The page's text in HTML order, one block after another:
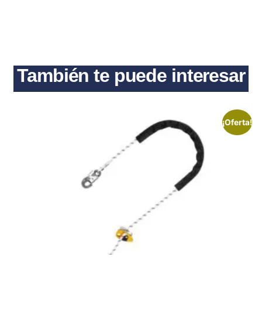
También te puede interesar
¡Oferta!